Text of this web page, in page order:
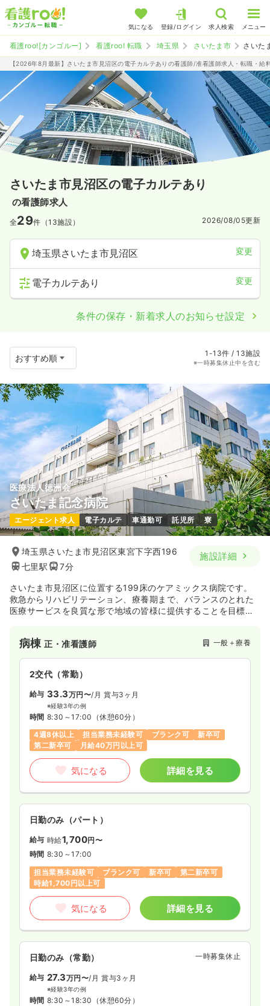
気になる 登録/ログイン 求人検索 メニュー
看護roo![カンゴルー] 看護roo! 転職 埼玉県 さいたま市 さいた
【2026年8月最新】さいたま市見沼区の電子カルテありの看護師/准看護師求人・転職・給
さいたま市見沼区の電子カルテあり
の看護師求人
全29件（13施設） 2026/08/05更新
埼玉県さいたま市見沼区 変更
電子カルテあり 変更
条件の保存・新着求人のお知らせ設定
1-13件 / 13施設
※一時募集休止中を含む
医療法人徳洲会
さいたま記念病院
エージェント求人 電子カルテ 車通勤可 託児所 寮
埼玉県さいたま市見沼区東宮下字西196
七里駅
7分
施設詳細
さいたま市見沼区に位置する199床のケアミックス病院です。
救急からリハビリテーション、療養期まで、バランスのとれた
医療サービスを良質な形で地域の皆様に提供することを目標に
病棟正・准看護師 一般＋療養
2交代（常勤）
給与 33.3万円〜/月 賞与3ヶ月
※経験3年の例
時間 8:30～17:00 （休憩60分）
4週8休以上
担当業務未経験可 ブランク可
新卒可
第二新卒可
月給40万円以上可
気になる 詳細を見る
日勤のみ（パート）
給与 時給1,700円〜
時間 8:30～17:00
担当業務未経験可
ブランク可 新卒可
第二新卒可
時給1,700円以上可
気になる 詳細を見る
日勤のみ（常勤） 一時募集休止
給与 27.3万円〜/月 賞与3ヶ月
※経験3年の例
時間 8:30～18:30 （休憩60分）